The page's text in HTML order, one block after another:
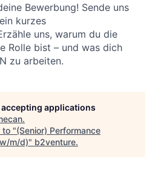
Bewerbung! Sende uns
kurzes
uns, warum du die
Rolle bist – und was dich
zu arbeiten.
applications
.
to "(Senior) Performance
m/d)" b2venture.